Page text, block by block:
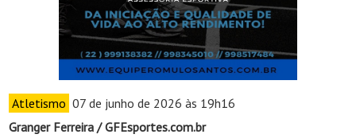
Atletismo 07 de junho de 2026 às 19h16
Granger Ferreira / GFEsportes.com.br